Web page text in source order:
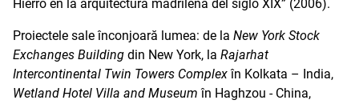
Hierro en la arquitectura madrileña del siglo XIX” (2006).
Proiectele sale înconjoară lumea: de la New York Stock
Exchanges Building din New York, la Rajarhat
Intercontinental Twin Towers Complexîn Kolkata – India,
Wetland Hotel Villa and Museum în Haghzou - China,